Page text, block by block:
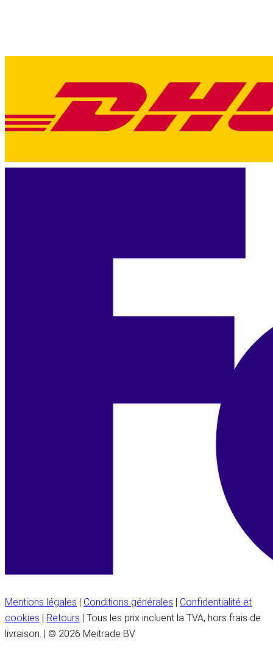
Mentions légales | Conditions générales | Confidentialité et
cookies | Retours | Tous les prix incluent la TVA, hors frais de
livraison. | © 2026 Meitrade BV